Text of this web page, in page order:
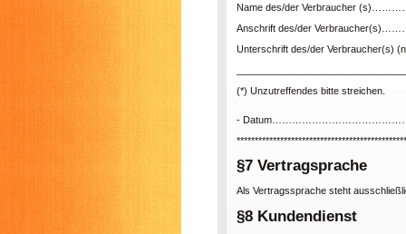
Name des/der Verbraucher
Anschrift des/der
Unterschrift des/der Verbraucher(s)
(*) Unzutreffendes bitte streichen.
-
§7 Vertragsprache
Als Vertragssprache steht
§8 Kundendienst